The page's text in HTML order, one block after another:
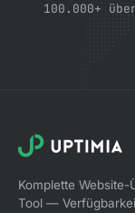
100.000+
Komplette
Tool —